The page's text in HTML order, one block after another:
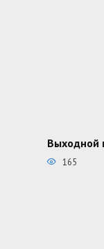
Выходной
165